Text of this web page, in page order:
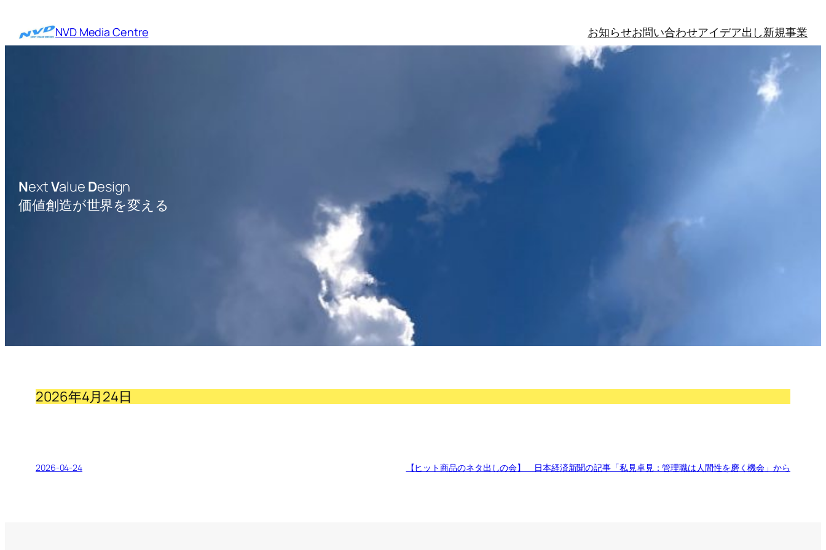
を
NVD Media Centre お知らせお問い合わせアイデア出し新規事業
NextValue Design
価値創造が世界を変える
2026年4月24日
2026-04-24 【ヒット商品のネタ出しの会】 日本経済新聞の記事「私見卓見：管理職は人間性を磨く機会」から